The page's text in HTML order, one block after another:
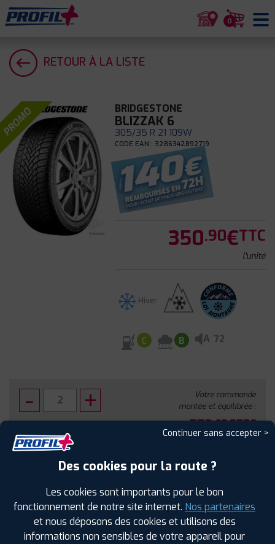
0
RETOUR À LA LISTE
PROMO BRIDGESTONE
BLIZZAK 6
305/35 R 21 109W
CODE EAN : 3286342892719
350.90€TTC
l'unité
Hiver
C B A 72
Votre commande
montée et équilibrée :
753.60€TTC
Continuer sans accepter >
Des cookies pour la route ?
Les cookies sont importants pour le bon
fonctionnement de notre site internet. Nos partenaires
et nous déposons des cookies et utilisons des
informations non sensibles de votre appareil pour